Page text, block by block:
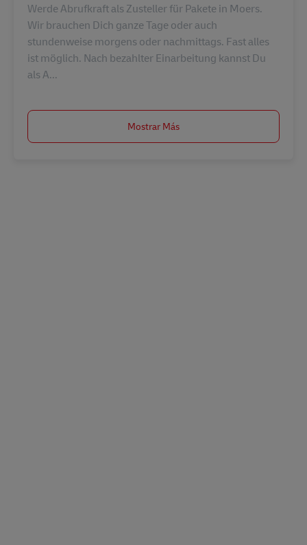
Werde Abrufkraft als Zusteller für Pakete in Moers.
Wir brauchen Dich ganze Tage oder auch
stundenweise morgens oder nachmittags. Fast alles
ist möglich. Nach bezahlter Einarbeitung kannst Du
als A...
Mostrar Más